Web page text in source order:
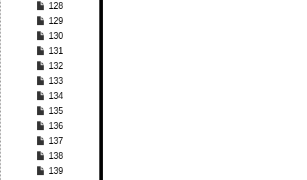
128
129
130
131
132
133
134
135
136
137
138
139